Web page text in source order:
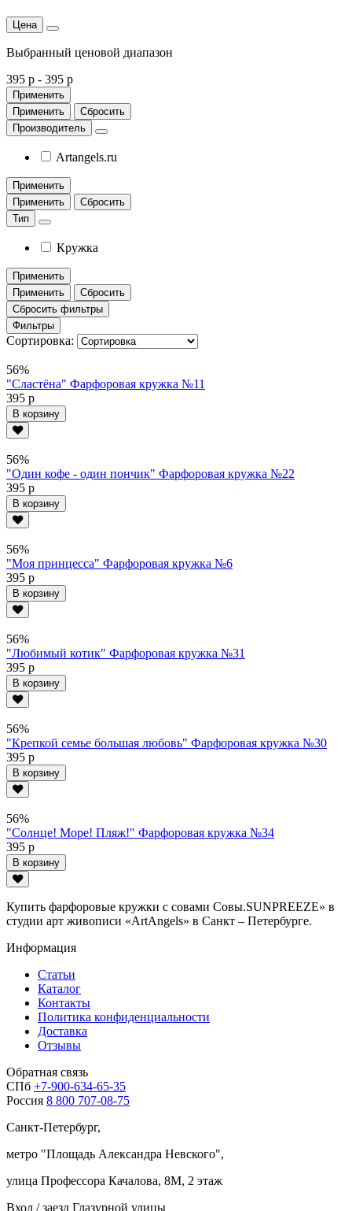
Цена
Выбранный ценовой диапазон
395 р - 395 р
Применить
Применить
Сбросить
Производитель
Artangels.ru
Применить
Применить
Сбросить
Тип
Кружка
Применить
Применить
Сбросить
Сбросить фильтры
Фильтры
Сортировка:
56%
"Сластёна" Фарфоровая кружка №11
395 р
В корзину
56%
"Один кофе - один пончик" Фарфоровая кружка №22
395 р
В корзину
56%
"Моя принцесса" Фарфоровая кружка №6
395 р
В корзину
56%
"Любимый котик" Фарфоровая кружка №31
395 р
В корзину
56%
"Крепкой семье большая любовь" Фарфоровая кружка №30
395 р
В корзину
56%
"Солнце! Море! Пляж!" Фарфоровая кружка №34
395 р
В корзину
Купить фарфоровые кружки с совами Совы.SUNPREEZE» в
студии арт живописи «ArtAngels» в Санкт – Петербурге.
Информация
Статьи
Каталог
Контакты
Политика конфиденциальности
Доставка
Отзывы
Обратная связь
СПб +7-900-634-65-35
Россия 8 800 707-08-75
Санкт-Петербург,
метро "Площадь Александра Невского",
улица Профессора Качалова, 8М, 2 этаж
Вход / заезд Глазурной улицы